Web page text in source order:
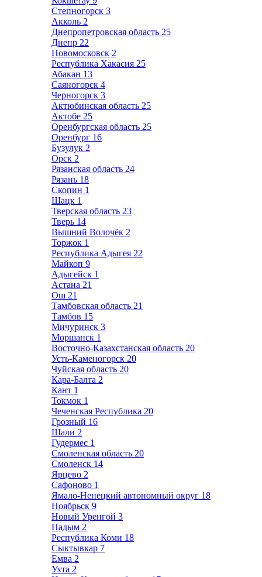
Степногорск 3
Акколь 2
Днепропетровская область 25
Днепр 22
Новомосковск 2
Республика Хакасия 25
Абакан 13
Саяногорск 4
Черногорск 3
Актюбинская область 25
Актобе 25
Оренбургская область 25
Оренбург 16
Бузулук 2
Орск 2
Рязанская область 24
Рязань 18
Скопин 1
Шацк 1
Тверская область 23
Тверь 14
Вышний Волочёк 2
Торжок 1
Республика Адыгея 22
Майкоп 9
Адыгейск 1
Астана 21
Ош 21
Тамбовская область 21
Тамбов 15
Мичуринск 3
Моршанск 1
Восточно-Казахстанская область 20
Усть-Каменогорск 20
Чуйская область 20
Кара-Балта 2
Кант 1
Токмок 1
Чеченская Республика 20
Грозный 16
Шали 2
Гудермес 1
Смоленская область 20
Смоленск 14
Ярцево 2
Сафоново 1
Ямало-Ненецкий автономный округ 18
Ноябрьск 9
Новый Уренгой 3
Надым 2
Республика Коми 18
Сыктывкар 7
Емва 2
Ухта 2